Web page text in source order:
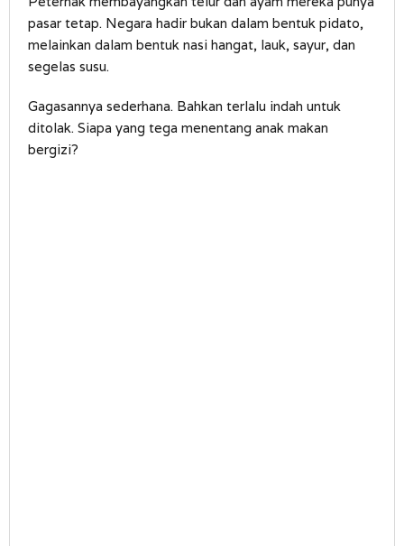
pasar tetap. Negara hadir bukan dalam bentuk pidato,
melainkan dalam bentuk nasi hangat, lauk, sayur, dan
segelas susu.
Gagasannya sederhana. Bahkan terlalu indah untuk
ditolak. Siapa yang tega menentang anak makan
bergizi?